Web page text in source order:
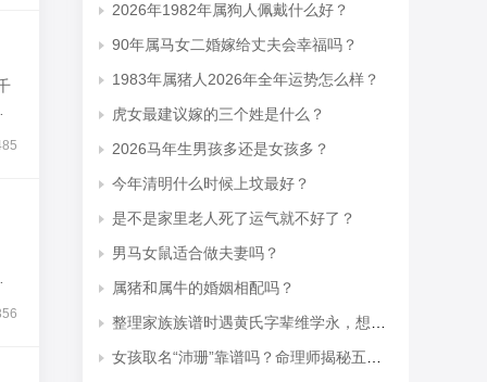
2026年1982年属狗人佩戴什么好？
90年属马女二婚嫁给丈夫会幸福吗？
1983年属猪人2026年全年运势怎么样？
虎女最建议嫁的三个姓是什么？
2026马年生男孩多还是女孩多？
今年清明什么时候上坟最好？
是不是家里老人死了运气就不好了？
男马女鼠适合做夫妻吗？
属猪和属牛的婚姻相配吗？
整理家族族谱时遇黄氏字辈维学永，想知道后续接续的是什么字辈？
女孩取名“沛珊”靠谱吗？命理师揭秘五行隐患与适配命格